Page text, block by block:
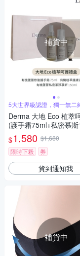
補貨中
5大世界級認證，獨一無二
品 禮盒
Derma 大地 Eco 植萃
(護手霜75ml+私密慕
+護膚油150ml)/滋潤/乾
溫和/無香味/無添加/丹麥
$1,580 $1,680
限時下殺
券
貨到通知我
補貨中